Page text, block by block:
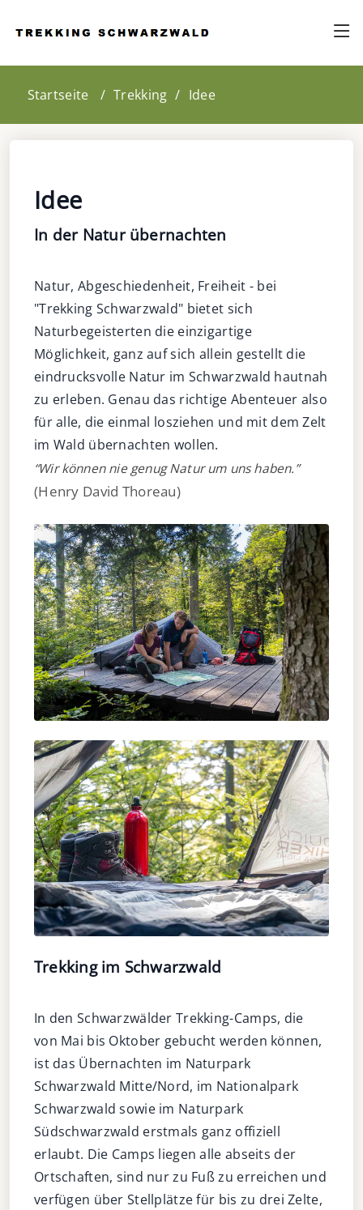
Startseite Trekking Idee
Idee
In der Natur übernachten
Natur, Abgeschiedenheit, Freiheit - bei
"Trekking Schwarzwald" bietet sich
Naturbegeisterten die einzigartige
Möglichkeit, ganz auf sich allein gestellt die
eindrucksvolle Natur im Schwarzwald hautnah
zu erleben. Genau das richtige Abenteuer also
für alle, die einmal losziehen und mit dem Zelt
im Wald übernachten wollen.
“Wir können nie genug Natur um uns haben.”
(Henry David Thoreau)
Trekking im Schwarzwald
In den Schwarzwälder Trekking-Camps, die
von Mai bis Oktober gebucht werden können,
ist das Übernachten im Naturpark
Schwarzwald Mitte/Nord, im Nationalpark
Schwarzwald sowie im Naturpark
Südschwarzwald erstmals ganz offiziell
erlaubt. Die Camps liegen alle abseits der
Ortschaften, sind nur zu Fuß zu erreichen und
verfügen über Stellplätze für bis zu drei Zelte,